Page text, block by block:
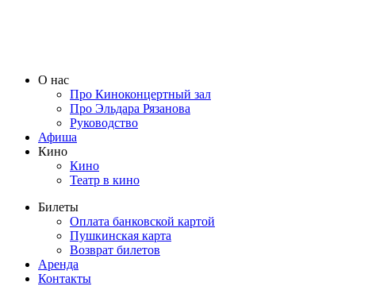
О нас
Про Киноконцертный зал
Про Эльдара Рязанова
Руководство
Афиша
Кино
Кино
Театр в кино
Билеты
Оплата банковской картой
Пушкинская карта
Возврат билетов
Аренда
Контакты